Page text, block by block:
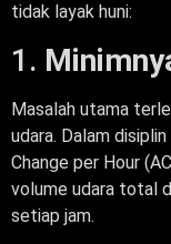
tidak layak huni:
1.
Masalah utama
udara. Dalam
Change per Hour
volume udara total
setiap jam.